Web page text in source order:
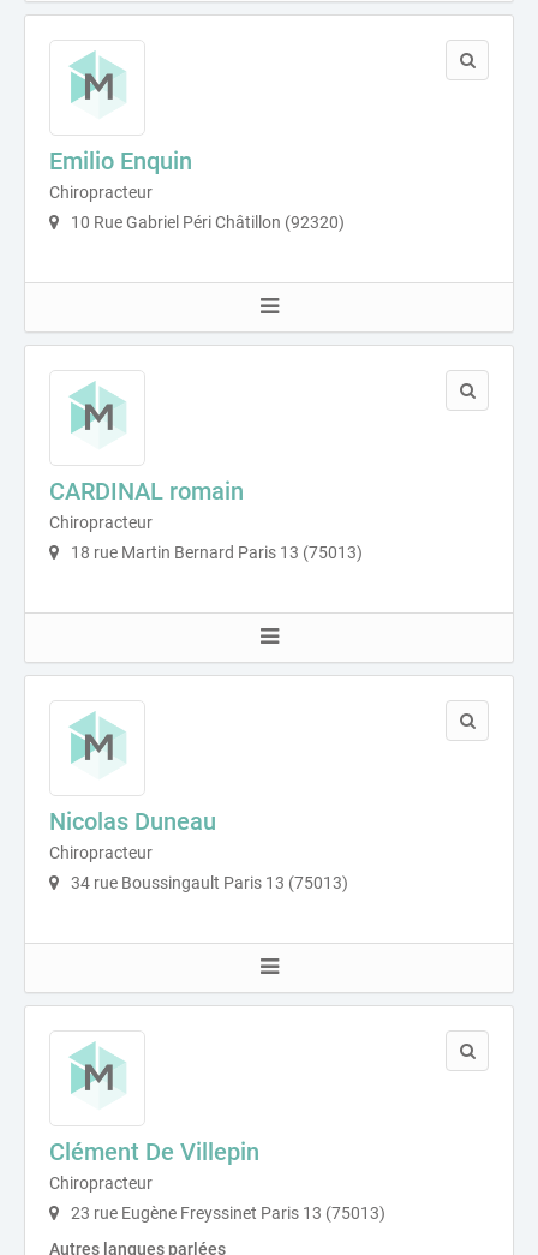
Emilio Enquin
Chiropracteur
10 Rue Gabriel Péri Châtillon (92320)
CARDINAL romain
Chiropracteur
18 rue Martin Bernard Paris 13 (75013)
Nicolas Duneau
Chiropracteur
34 rue Boussingault Paris 13 (75013)
Clément De Villepin
Chiropracteur
23 rue Eugène Freyssinet Paris 13 (75013)
Autres langues parlées